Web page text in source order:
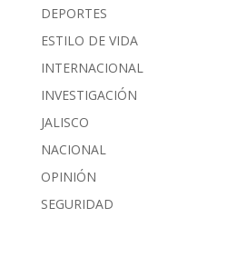
DEPORTES
ESTILO DE VIDA
INTERNACIONAL
INVESTIGACIÓN
JALISCO
NACIONAL
OPINIÓN
SEGURIDAD